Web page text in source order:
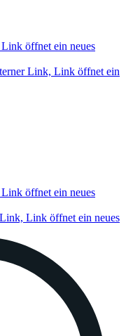
öffnet ein neues
Link, Link öffnet ein
öffnet ein neues
Link öffnet ein neues